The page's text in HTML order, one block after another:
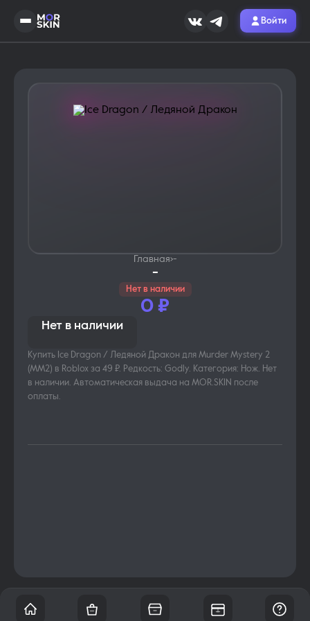
Войти
Главная›-
-
Нет в наличии
0 ₽
Нет в наличии
Купить Ice Dragon / Ледяной Дракон для Murder Mystery 2
(MM2) в Roblox за 49 ₽. Редкость: Godly. Категория: Нож. Нет
в наличии. Автоматическая выдача на MOR.SKIN после
оплаты.